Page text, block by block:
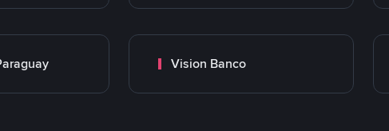
Vision Banco